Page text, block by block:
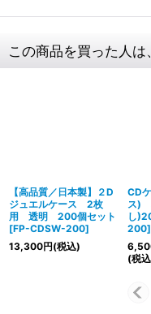
この商品を買った人
【高品質／日本製】２D
ジュエルケース 2枚
用 透明 200個セット
[FP-CDSW-200]
13,300円(税込)
CD
ス)
し
200]
(税